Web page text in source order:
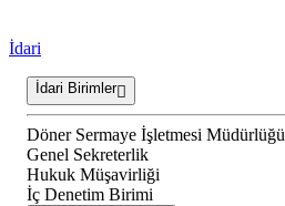
İdari
İdari Birimler
Döner Sermaye İşletmesi Müdürlüğü
Genel Sekreterlik
Hukuk Müşavirliği
İç Denetim Birimi